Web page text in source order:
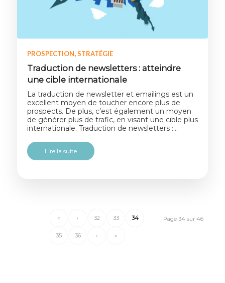
PROSPECTION,STRATÉGIE
Traduction de newsletters : atteindre
une cible internationale
La traduction de newsletter et emailings est un
excellent moyen de toucher encore plus de
prospects. De plus, c’est également un moyen
de générer plus de trafic, en visant une cible plus
internationale. Traduction de newsletters :…
Lire la suite
Page 34 sur 46
« ‹ 32 33 34
35 36 › »